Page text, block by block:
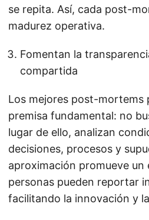
se repita. Así, cada post-
madurez operativa.
Fomentan la
compartida
Los mejores post-mortems
premisa fundamental: no
lugar de ello, analizan
decisiones, procesos y
aproximación promueve
personas pueden reportar
facilitando la innovación y